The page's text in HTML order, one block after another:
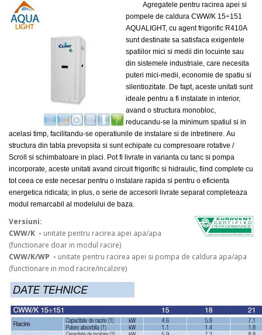
Agregatele pentru racirea apei si
pompele de caldura CWW/K 15÷151
AQUALIGHT, cu agent frigorific R410A
sunt destinate sa satisfaca exigentele
spatiilor mici si medii din locuinte sau
din sistemele industriale, care necesita
puteri mici-medii, economie de spatiu si
silentiozitate. De fapt, aceste unitati sunt
ideale pentru a fi instalate in interior,
avand o structura monobloc,
reducandu-se la minimum spatiul si in
acelasi timp, facilitandu-se operatiunile de instalare si de intretinere. Au
structura din tabla prevopsita si sunt echipate cu compresoare rotative /
Scroll si schimbatoare in placi. Pot fi livrate in varianta cu tanc si pompa
incorporate, aceste unitati avand circuit frigorific si hidraulic, fiind complete cu
tot ceea ce este necesar pentru o instalare rapida si pentru o eficienta
energetica ridicata; in plus, o serie de accesorii livrate separat completeaza
modul remarcabil al modelului de baza.
Versiuni:
CWW/K - unitate pentru racirea apei apa/apa
(functionare doar in modul racire)
CWW/K/WP - unitate pentru racirea apei si pompa de caldura apa/apa
(functionare in mod racire/incalzire)